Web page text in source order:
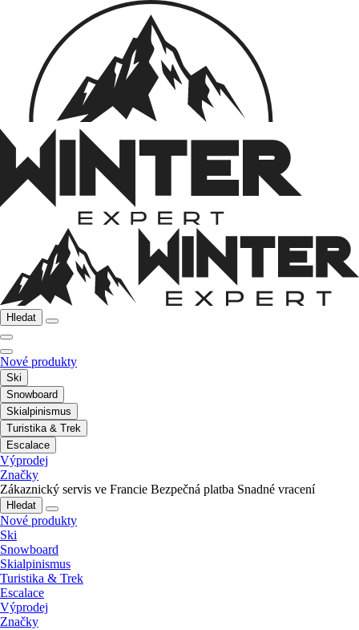
Hledat
Nové produkty
Ski
Snowboard
Skialpinismus
Turistika & Trek
Escalace
Výprodej
Značky
Zákaznický servis ve Francie Bezpečná platba Snadné vracení
Hledat
Nové produkty
Ski
Snowboard
Skialpinismus
Turistika & Trek
Escalace
Výprodej
Značky